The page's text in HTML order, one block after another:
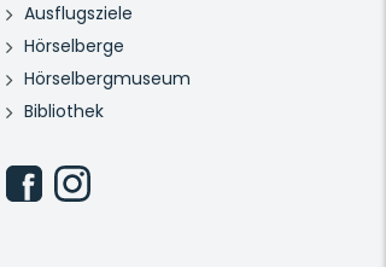
Ausflugsziele
Hörselberge
Hörselbergmuseum
Bibliothek